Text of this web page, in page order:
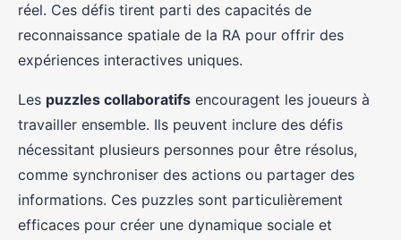
réel. Ces défis tirent parti des capacités de
reconnaissance spatiale de la RA pour offrir des
expériences interactives uniques.
Les puzzles collaboratifs encouragent les joueurs à
travailler ensemble. Ils peuvent inclure des défis
nécessitant plusieurs personnes pour être résolus,
comme synchroniser des actions ou partager des
informations. Ces puzzles sont particulièrement
efficaces pour créer une dynamique sociale et